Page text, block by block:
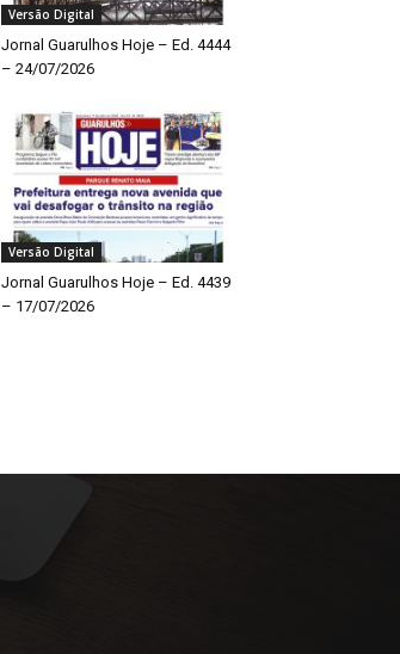
Versão Digital
Jornal Guarulhos Hoje – Ed. 4444
– 24/07/2026
Versão Digital
Jornal Guarulhos Hoje – Ed. 4439
– 17/07/2026